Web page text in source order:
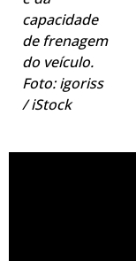
capacidade
de frenagem
do veículo.
Foto: igoriss
/ iStock